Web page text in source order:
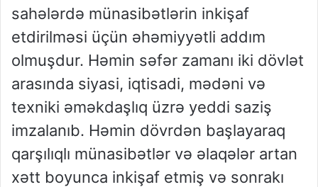
sahələrdə münasibətlərin inkişaf
etdirilməsi üçün əhəmiyyətli addım
olmuşdur. Həmin səfər zamanı iki dövlət
arasında siyasi, iqtisadi, mədəni və
texniki əməkdaşlıq üzrə yeddi saziş
imzalanıb. Həmin dövrdən başlayaraq
qarşılıqlı münasibətlər və əlaqələr artan
xətt boyunca inkişaf etmiş və sonrakı